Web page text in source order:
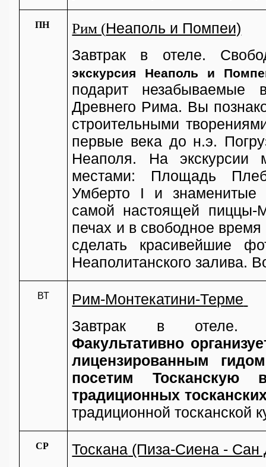
ПН Рим (Неаполь и Помпеи)
Завтрак в отеле.
экскурсия Неаполь и
подарит незабываемые
Древнего Рима. Вы
строительными
первые века до н.э.
Неаполя. На экскурсии
местами: Площадь
Умберто I и знаменитые
самой настоящей пиццы-
печах и в свободное время
сделать красивейшие
Неаполитанского залива.
ВТ
Рим-Монтекатини-Терме
Завтрак в
Факультативно
лицензированным гидом
посетим Тосканскую
традиционных
традиционной тосканской
СР Тоскана (Пиза-Сиена - Сан